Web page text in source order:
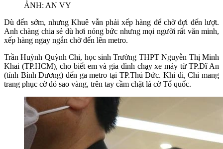
ẢNH: AN VY
Dù đến sớm, nhưng Khuê vẫn phải xếp hàng để chờ đợi đến lượt.
Anh chàng chia sẻ dù hơi nóng bức nhưng mọi người rất văn minh,
xếp hàng ngay ngắn chờ đến lên metro.
Trần Huỳnh Quỳnh Chi, học sinh Trường THPT Nguyễn Thị Minh
Khai (TP.HCM), cho biết em và gia đình chạy xe máy từ TP.Dĩ An
(tỉnh Bình Dương) đến ga metro tại TP.Thủ Đức. Khi đi, Chi mang
trang phục cờ đỏ sao vàng, trên tay cầm chặt lá cờ Tổ quốc.